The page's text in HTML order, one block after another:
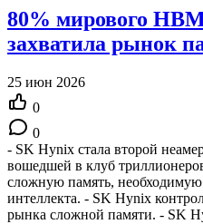
80% мирового
захватила рынок
25 июн 2026
0
0
- SK Hynix стала второй
вошедшей в клуб
сложную память, необходимую
интеллекта. - SK Hynix
рынка сложной памяти. - SK